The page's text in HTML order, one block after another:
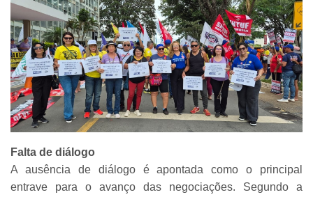
Falta de diálogo
A ausência de diálogo é apontada como o principal
entrave para o avanço das negociações. Segundo a